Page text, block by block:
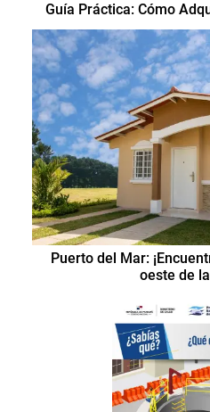
Guía Práctica: Cómo
Puerto del Mar:
oeste de